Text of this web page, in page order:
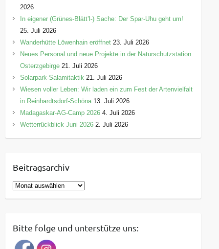
2026
In eigener (Grünes-Blätt’l-) Sache: Der Spar-Uhu geht um!
25. Juli 2026
Wanderhütte Löwenhain eröffnet 23. Juli 2026
Neues Personal und neue Projekte in der Naturschutzstation
Osterzgebirge 21. Juli 2026
Solarpark-Salamitaktik 21. Juli 2026
Wiesen voller Leben: Wir laden ein zum Fest der Artenvielfalt
in Reinhardtsdorf-Schöna 13. Juli 2026
Madagaskar-AG-Camp 2026 4. Juli 2026
Wetterrückblick Juni 2026 2. Juli 2026
Beitragsarchiv
B
e
r
a
Bitte folge und unterstütze uns: